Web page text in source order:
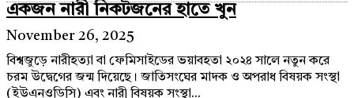
একজন নারী নিকটজনের হাতে খুন
November 26, 2025
বিশ্বজুড়ে নারীহত্যা বা ফেমিসাইডের ভয়াবহতা ২০২৪ সালে নতুন করে
চরম উদ্বেগের জন্ম দিয়েছে। জাতিসংঘের মাদক ও অপরাধ বিষয়ক সংস্থা
(ইউএনওডিসি) এবং নারী বিষয়ক সংস্থা...